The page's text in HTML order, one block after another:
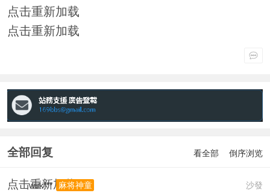
点击重新加载
点击重新加载
全部回复 看全部 倒序浏览
点击重新加载 沙發
wsk*** 麻将神童